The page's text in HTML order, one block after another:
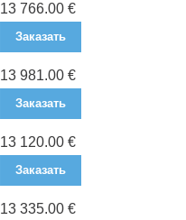
13 766.00 €
Заказать
13 981.00 €
Заказать
13 120.00 €
Заказать
13 335.00 €